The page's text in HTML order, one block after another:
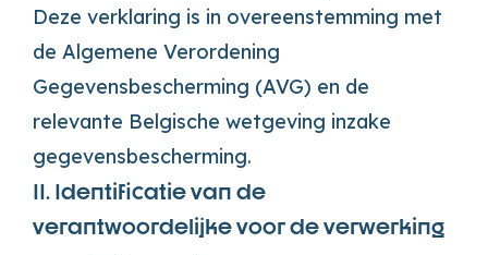
Deze verklaring is in overeenstemming met
de Algemene Verordening
Gegevensbescherming (AVG) en de
relevante Belgische wetgeving inzake
gegevensbescherming.
II. Identificatie van de
verantwoordelijke voor de verwerking